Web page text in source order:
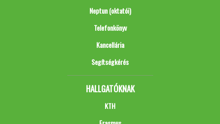
Neptun (oktatói)
Telefonkönyv
Kancellária
Segítségkérés
HALLGATÓKNAK
KTH